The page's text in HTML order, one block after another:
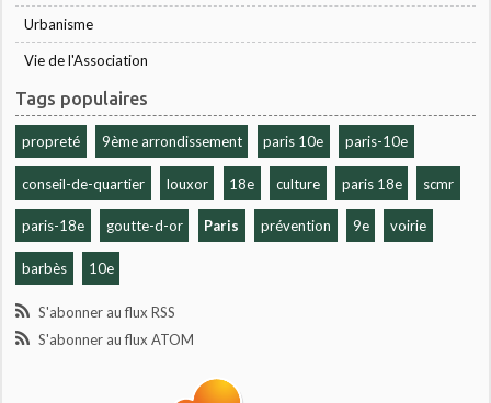
Urbanisme
Vie de l'Association
Tags populaires
propreté 9ème arrondissement paris 10e paris-10e
conseil-de-quartier louxor 18e culture paris 18e scmr
paris-18e goutte-d-or Paris prévention 9e voirie
barbès 10e
S'abonner au flux RSS
S'abonner au flux ATOM